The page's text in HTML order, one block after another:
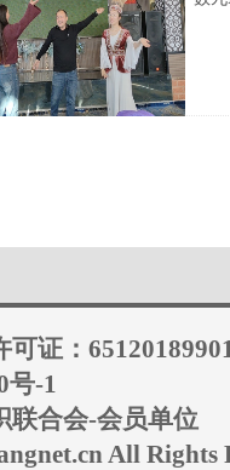
证：
号-1
联合会-会员单位
All Rights